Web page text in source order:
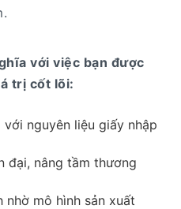
với việc bạn được
trị cốt lõi:
nguyên liệu giấy nhập
đại, nâng tầm thương
nhờ mô hình sản xuất